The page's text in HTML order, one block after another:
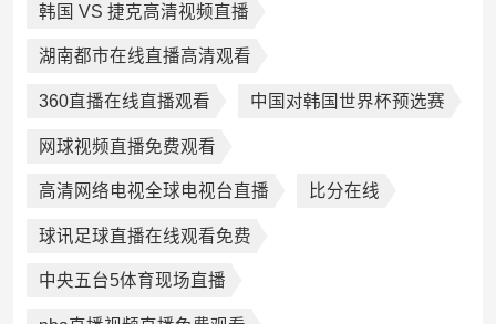
韩国 VS 捷克高清视频直播
湖南都市在线直播高清观看
360直播在线直播观看 中国对韩国世界杯预选赛
网球视频直播免费观看
高清网络电视全球电视台直播 比分在线
球讯足球直播在线观看免费
中央五台5体育现场直播